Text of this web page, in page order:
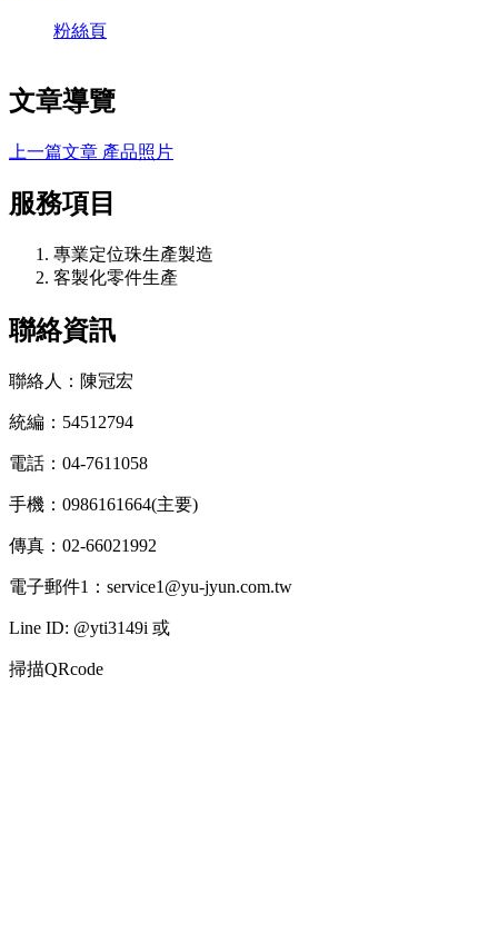
粉絲頁
文章導覽
上一篇文章 產品照片
服務項目
專業定位珠生產製造
客製化零件生產
聯絡資訊
聯絡人：陳冠宏
統編：54512794
電話：04-7611058
手機：0986161664(主要)
傳真：02-66021992
電子郵件1：service1@yu-jyun.com.tw
Line ID: @yti3149i 或
掃描QRcode